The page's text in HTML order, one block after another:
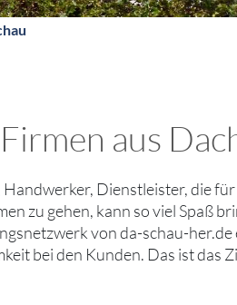
aus
Dienstleister, die
zu gehen, kann so viel Spaß
von da-schau-
bei den Kunden. Das ist das